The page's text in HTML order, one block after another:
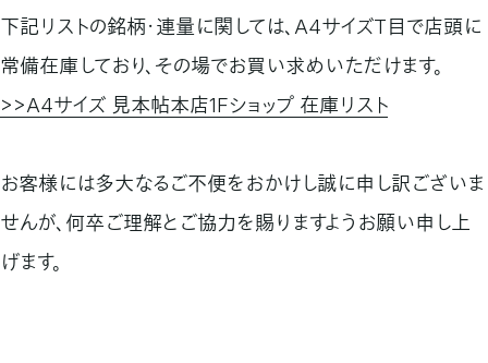
下記リストの銘柄・連量に関しては、A4サイズT目で店頭に
常備在庫しており、その場でお買い求めいただけます。
>>A4サイズ 見本帖本店1Fショップ 在庫リスト
お客様には多大なるご不便をおかけし誠に申し訳ございま
せんが、何卒ご理解とご協力を賜りますようお願い申し上
げます。